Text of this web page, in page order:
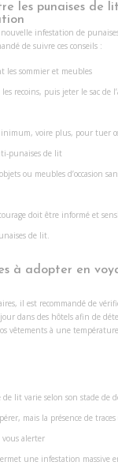
les punaises de
infestation de
de suivre ces conseils :
les sommier et meubles
recoins, puis jeter le sac de
voire plus, pour tuer
punaises de lit
ou meubles d’occasion
doit être informé et
de lit.
à adopter en
il est recommandé de
dans des hôtels afin de
vêtements à une
de lit varie selon son stade de
mais la présence de
alerter
une infestation massive